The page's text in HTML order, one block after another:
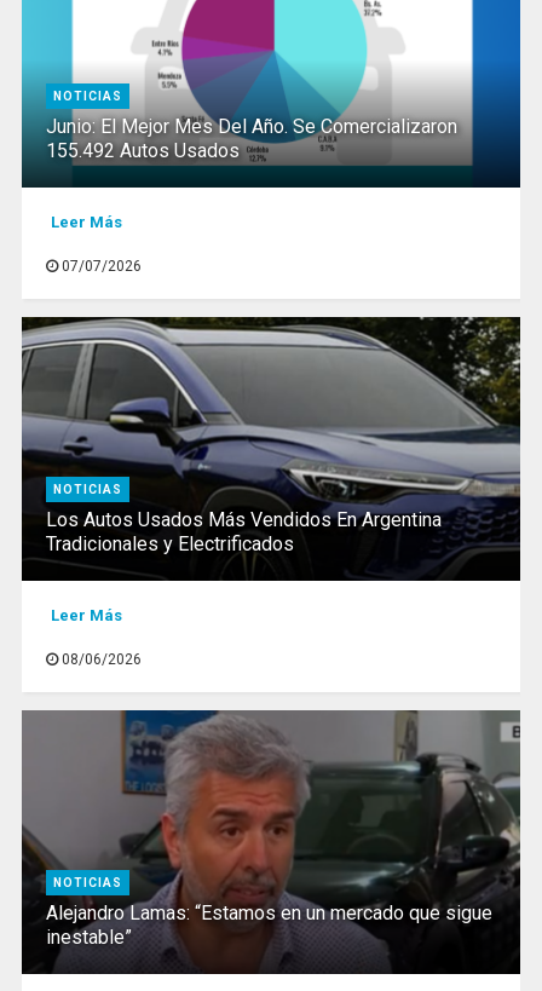
NOTICIAS
Junio: El Mejor Mes Del Año. Se Comercializaron
155.492 Autos Usados
Leer Más
07/07/2026
NOTICIAS
Los Autos Usados Más Vendidos En Argentina
Tradicionales y Electrificados
Leer Más
08/06/2026
NOTICIAS
Alejandro Lamas: “Estamos en un mercado que sigue
inestable”